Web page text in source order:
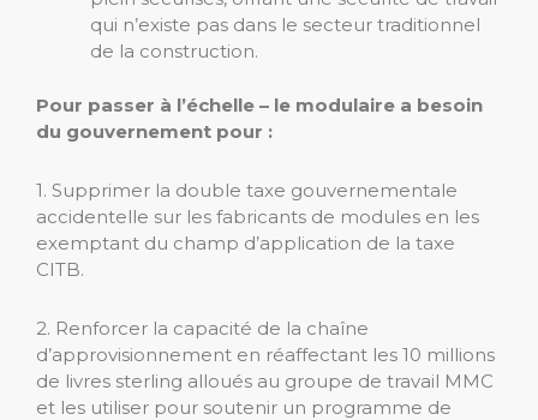
qui n’existe pas dans le secteur traditionnel
de la construction.
Pour passer à l’échelle – le modulaire a besoin
du gouvernement pour :
1. Supprimer la double taxe gouvernementale
accidentelle sur les fabricants de modules en les
exemptant du champ d’application de la taxe
CITB.
2. Renforcer la capacité de la chaîne
d’approvisionnement en réaffectant les 10 millions
de livres sterling alloués au groupe de travail MMC
et les utiliser pour soutenir un programme de